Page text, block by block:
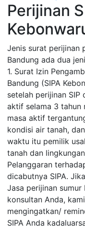
Perijinan
Jenis surat perijinan
Bandung ada dua
1. Surat Izin
Bandung (SIPA
setelah perijinan SIP
aktif selama 3 tahun
masa aktif
kondisi air tanah,
waktu itu pemilik
tanah dan
Pelanggaran
dicabutnya SIPA.
Jasa perijinan sumur
konsultan Anda,
mengingatkan/
SIPA Anda